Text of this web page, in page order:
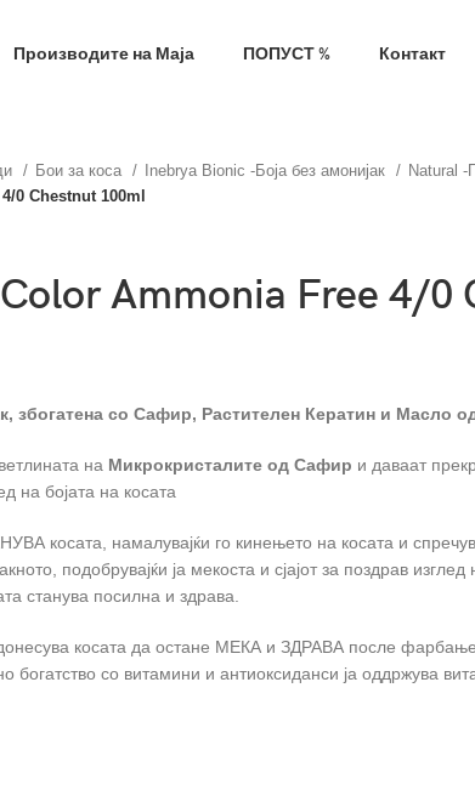
Производите на Маја ПОПУСТ % Контакт
Бои за коса Inebrya Bionic -Боја без амонијак
Natural -
0 Chestnut 100ml
Ammonia Free 4/0
збогатена со Сафир, Растителен Кератин и Масло
на Mикрокристалите од Сафир и даваат
на бојата на косата
косата, намалувајќи го кинењето на косата и
подобрувајќи ја мекоста и сјајот за поздрав
станува посилна и здрава.
косата да остане МЕКА и ЗДРАВА после
богатство со витамини и антиоксиданси ја оддржува